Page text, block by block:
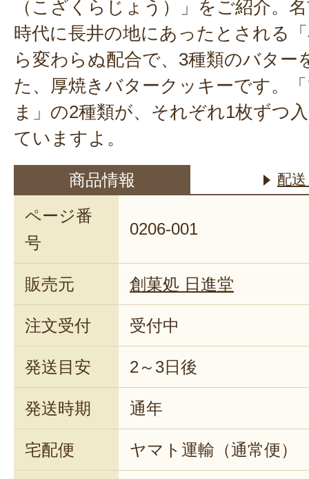
（こざくらじょう）」をご紹介。
時代に長井の地にあったとされる
ら変わらぬ配合で、3種類のバター
た、厚焼きバタークッキーです。
ま」の2種類が、それぞれ1枚ずつ
ていますよ。
商品情報 配
ページ番
号
0206-001
販売元 創菓処 日進堂
注文受付 受付中
発送目安 2～3日後
発送時期 通年
宅配便 ヤマト運輸（通常便）